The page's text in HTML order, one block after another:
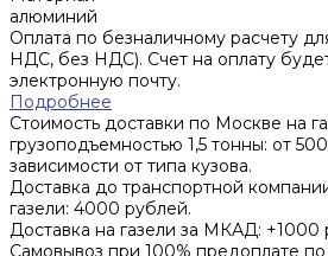
алюминий
Оплата по безналичному расчету
НДС, без НДС). Счет на оплату
электронную почту.
Подробнее
Стоимость доставки по Москве на
грузоподъемностью 1,5 тонны: от
зависимости от типа кузова.
Доставка до транспортной
газели: 4000 рублей.
Доставка на газели за МКАД: +1000
Самовывоз при 100% предоплате